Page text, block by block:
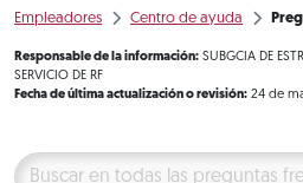
Empleadores Centro de ayuda
Responsable de la información: SUBGCIA DE
SERVICIO DE RF
Fecha de última actualización o revisión: 24 de